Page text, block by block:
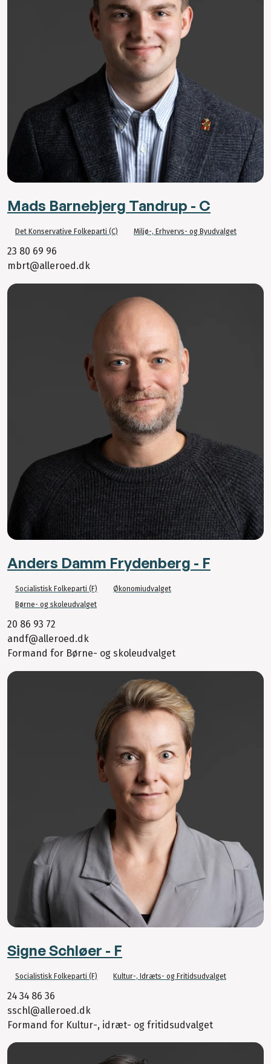
Mads Barnebjerg Tandrup - C
Det Konservative Folkeparti (C) Miljø-, Erhvervs- og Byudvalget
23 80 69 96
mbrt@alleroed.dk
Anders Damm Frydenberg - F
Socialistisk Folkeparti (F)
Økonomiudvalget
Børne- og skoleudvalget
20 86 93 72
andf@alleroed.dk
Formand for Børne- og skoleudvalget
Signe Schløer - F
Socialistisk Folkeparti (F) Kultur-, Idræts- og Fritidsudvalget
24 34 86 36
sschl@alleroed.dk
Formand for Kultur-, idræt- og fritidsudvalget